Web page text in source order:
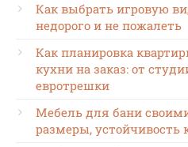
Как выбрать игровую
недорого и не пожалеть
Как планировка
кухни на заказ: от
евротрешки
Мебель для бани
размеры, устойчивость